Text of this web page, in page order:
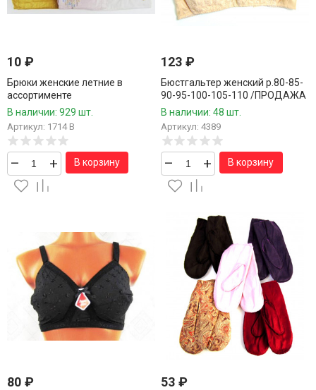
10 ₽
Брюки женские летние в
ассортименте
В наличии: 929 шт.
Артикул: 1714 В
– + В корзину
123₽
Бюстгальтер женский р.80-85-
90-95-100-105-110 /ПРОДАЖА
ТОЛЬКО 12 ШТ./1 ШТ.
В наличии: 48 шт.
Артикул: 4389
– + В корзину
80 ₽ 53₽